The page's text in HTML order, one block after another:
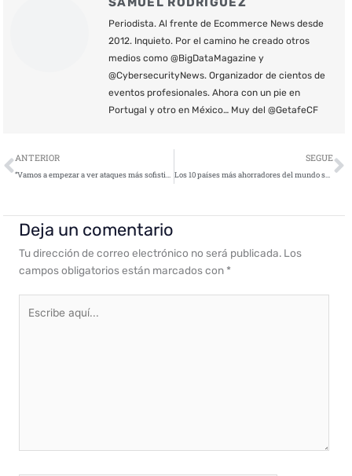
Periodista. Al frente de Ecommerce News desde
2012. Inquieto. Por el camino he creado otros
medios como @BigDataMagazine y
@CybersecurityNews. Organizador de cientos de
eventos profesionales. Ahora con un pie en
Portugal y otro en México… Muy del @GetafeCF
Ant
ANTERIOR
“Vamos a empezar a ver ataques más sofisticados en el Internet de las Cosas”
SEGUE
Los 10 países más ahorradores del mundo según un estudio de la fintech Revolut
Deja un comentario
Tu dirección de correo electrónico no será publicada. Los
campos obligatorios están marcados con *
aquí...